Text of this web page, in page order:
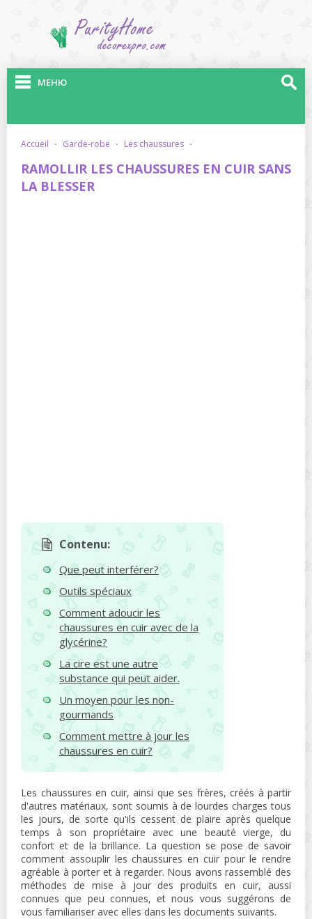
МЕНЮ
accueil · garde-robe · les chaussures ·
RAMOLLIR LES CHAUSSURES EN CUIR SANS
LA BLESSER
Contenu:
Que peut interférer?
Outils spéciaux
Comment adoucir les
chaussures en cuir avec de la
glycérine?
La cire est une autre
substance qui peut aider.
Un moyen pour les non-
gourmands
Comment mettre à jour les
chaussures en cuir?
Les chaussures en cuir, ainsi que ses frères, créés à partir
d'autres matériaux, sont soumis à de lourdes charges tous
les jours, de sorte qu'ils cessent de plaire après quelque
temps à son propriétaire avec une beauté vierge, du
confort et de la brillance. La question se pose de savoir
comment assouplir les chaussures en cuir pour le rendre
agréable à porter et à regarder. Nous avons rassemblé des
méthodes de mise à jour des produits en cuir, aussi
connues que peu connues, et nous vous suggérons de
vous familiariser avec elles dans les documents suivants.